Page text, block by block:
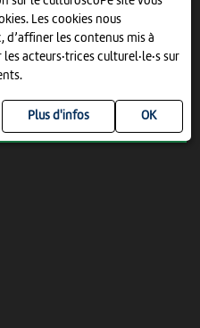
Les cookies nous
les contenus mis à
acteurs·trices culturel·le·s sur
Plus d'infos